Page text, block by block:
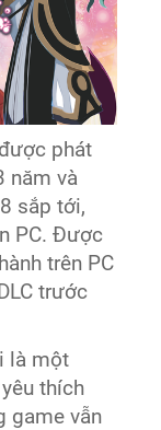
phát
năm và
sắp tới,
PC. Được
trên PC
trước
là một
thích
game vẫn